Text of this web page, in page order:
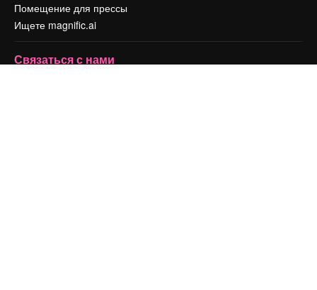
Помещение для прессы
Ищете magnific.ai
Связаться с нами